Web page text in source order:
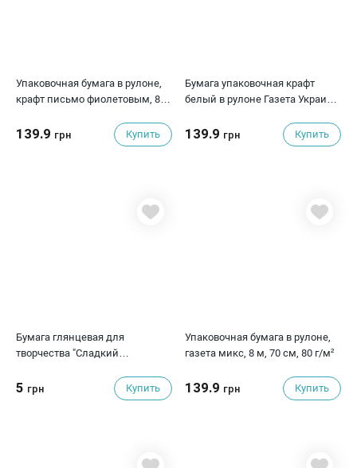
Упаковочная бумага в рулоне,
крафт письмо фиолетовым, 8
139.9 грн Купить
Бумага упаковочная крафт
белый в рулоне Газета Украина
139.9 грн Купить
Бумага глянцевая для
творчества "Сладкий
АртУзор
5 грн Купить
Упаковочная бумага в рулоне,
газета микс, 8 м, 70 см, 80 г/м²
139.9 грн Купить